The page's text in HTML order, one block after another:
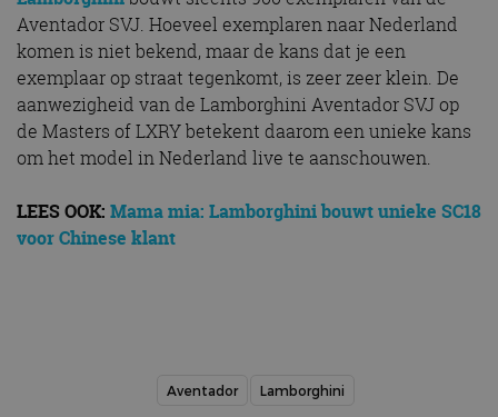
Aventador SVJ. Hoeveel exemplaren naar Nederland
komen is niet bekend, maar de kans dat je een
exemplaar op straat tegenkomt, is zeer zeer klein. De
aanwezigheid van de Lamborghini Aventador SVJ op
de Masters of LXRY betekent daarom een unieke kans
om het model in Nederland live te aanschouwen.
LEES OOK: Mama mia: Lamborghini bouwt unieke SC18
voor Chinese klant
Aventador Lamborghini